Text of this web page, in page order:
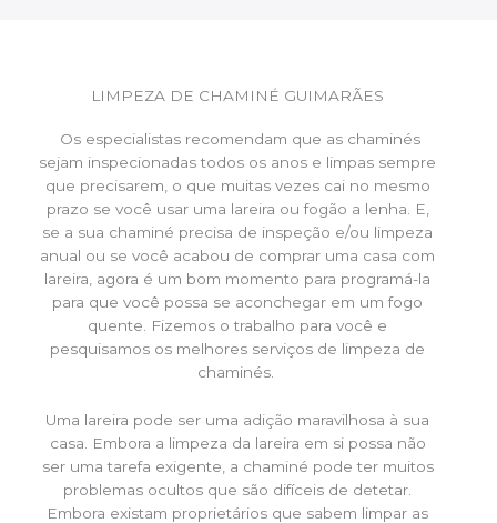
LIMPEZA DE CHAMINÉ GUIMARÃES
Os especialistas recomendam que as chaminés
sejam inspecionadas todos os anos e limpas sempre
que precisarem, o que muitas vezes cai no mesmo
prazo se você usar uma lareira ou fogão a lenha. E,
se a sua chaminé precisa de inspeção e/ou limpeza
anual ou se você acabou de comprar uma casa com
lareira, agora é um bom momento para programá-la
para que você possa se aconchegar em um fogo
quente. Fizemos o trabalho para você e
pesquisamos os melhores serviços de limpeza de
chaminés.
Uma lareira pode ser uma adição maravilhosa à sua
casa. Embora a limpeza da lareira em si possa não
ser uma tarefa exigente, a chaminé pode ter muitos
problemas ocultos que são difíceis de detetar.
Embora existam proprietários que sabem limpar as